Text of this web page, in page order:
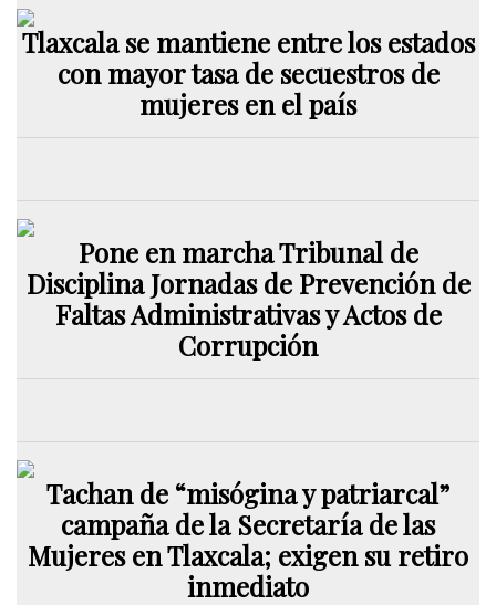
Tlaxcala se mantiene entre los estados
con mayor tasa de secuestros de
mujeres en el país
Pone en marcha Tribunal de
Disciplina Jornadas de Prevención de
Faltas Administrativas y Actos de
Corrupción
Tachan de “misógina y patriarcal”
campaña de la Secretaría de las
Mujeres en Tlaxcala; exigen su retiro
inmediato